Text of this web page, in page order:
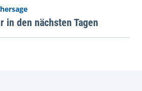
in den nächsten Tagen